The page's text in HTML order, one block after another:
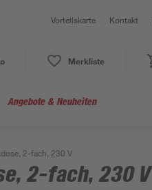
Vorteilskarte Kontakt
Merkliste
Angebote & Neuheiten
2-fach, 230 V
2-fach, 230 V